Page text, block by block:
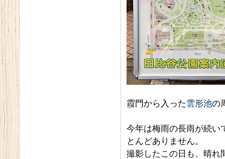
霞門から入った雲形池の
今年は梅雨の長雨が続い
とんどありません。
撮影したこの日も、晴れ